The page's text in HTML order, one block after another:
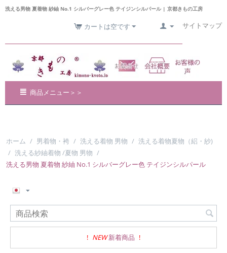
洗える男物 夏着物 紗紬 No.1 シルバーグレー色 テイジンシルパール | 京都きもの工房
サイトマップ
カートは空です
商品メニュー＞＞
ホーム / 男着物・袴 / 洗える着物 男物 / 洗える着物夏物（絽・紗)
/ 洗える紗紬着物 /夏物 男物 /
洗える男物 夏着物 紗紬 No.1 シルバーグレー色 テイジンシルパール
! NEW 新着商品 !